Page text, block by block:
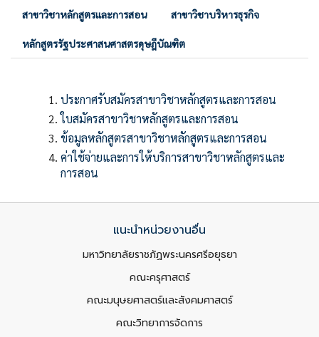
สาขาวิชาหลักสูตรและการสอน สาขาวิชาบริหารธุรกิจ
หลักสูตรรัฐประศาสนศาสตรดุษฎีบัณฑิต
ประกาศรับสมัครสาขาวิชาหลักสูตรและการสอน
ใบสมัครสาขาวิชาหลักสูตรและการสอน
ข้อมูลหลักสูตรสาขาวิชาหลักสูตรและการสอน
ค่าใช้จ่ายและการให้บริการสาขาวิชาหลักสูตรและ
การสอน
แนะนำหน่วยงานอื่น
มหาวิทยาลัยราชภัฏพระนครศรีอยุธยา
คณะครุศาสตร์
คณะมนุษยศาสตร์และสังคมศาสตร์
คณะวิทยาการจัดการ